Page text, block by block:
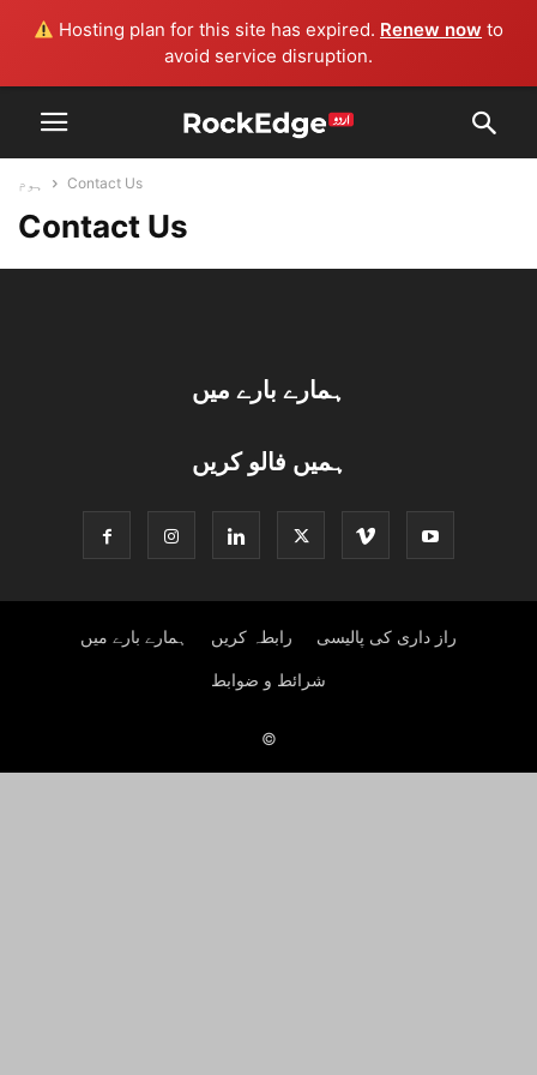
Hosting plan for this site has expired. Renew now to
avoid service disruption.
ہوم Contact Us
Contact Us
ہمارے بارے میں
ہمیں فالو کریں
ہمارے بارے میں رابطہ کریں راز داری کی پالیسی
شرائط و ضوابط
©